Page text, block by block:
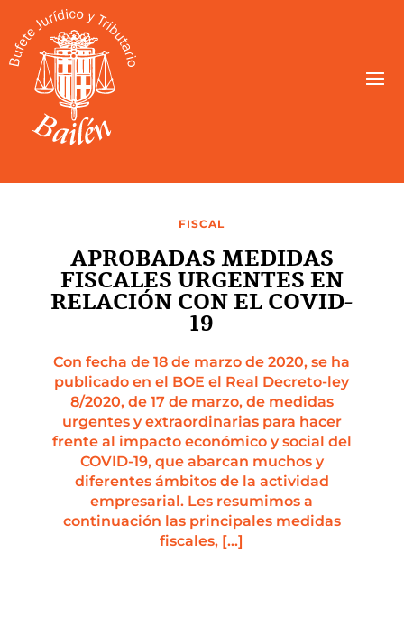
FISCAL
APROBADAS MEDIDAS
FISCALES URGENTES EN
RELACIÓN CON EL COVID-
19
Con fecha de 18 de marzo de 2020, se ha
publicado en el BOE el Real Decreto-ley
8/2020, de 17 de marzo, de medidas
urgentes y extraordinarias para hacer
frente al impacto económico y social del
COVID-19, que abarcan muchos y
diferentes ámbitos de la actividad
empresarial. Les resumimos a
continuación las principales medidas
fiscales, […]